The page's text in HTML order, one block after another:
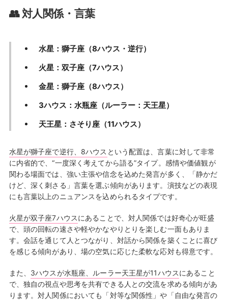
👥 対人関係・言葉
水星：獅子座（8ハウス・逆行）
火星：双子座（7ハウス）
金星：獅子座（8ハウス）
3ハウス：水瓶座（ルーラー：天王星）
天王星：さそり座（11ハウス）
水星が獅子座で逆行、8ハウス という配置は、言葉に対して非常
に内省的で、“一度深く考えてから語る”タイプ。感情や価値観が
関わる場面では、強い主張や信念を込めた発言が多く、「静かだ
けど、深く刺さる」言葉を選ぶ傾向があります。演技などの表現
にも言葉以上のニュアンスを込められるタイプです。
火星が双子座7ハウスにあることで、対人関係では好奇心が旺盛
で、頭の回転の速さや軽やかなやりとりを楽しむ一面もありま
す。会話を通じて人とつながり、対話から関係を築くことに喜び
を感じる傾向があり、場の空気に応じた柔軟な応対も得意です。
また、 3ハウスが水瓶座、ルーラー天王星が11ハウスにあること
で、独自の視点や思考を共有できる人との交流を求める傾向があ
ります。対人関係においても「対等な関係性」や「自由な発言の